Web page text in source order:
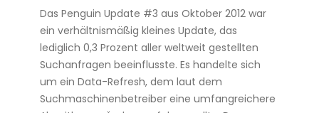
Das Penguin Update #3 aus Oktober 2012 war
ein verhältnismäßig kleines Update, das
lediglich 0,3 Prozent aller weltweit gestellten
Suchanfragen beeinflusste. Es handelte sich
um ein Data-Refresh, dem laut dem
Suchmaschinenbetreiber eine umfangreichere